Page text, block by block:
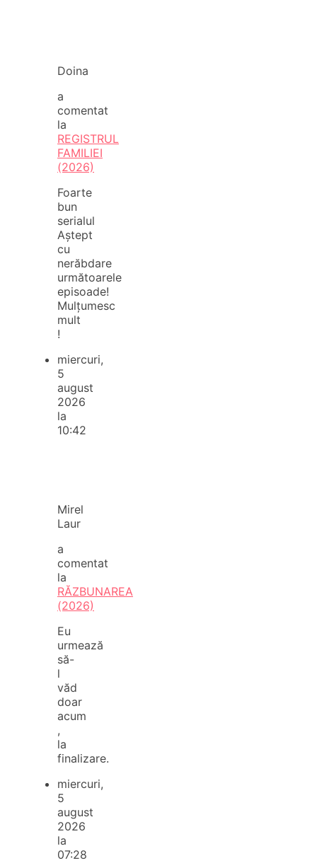
Doina
a
comentat
la
REGISTRUL
FAMILIEI
(2026)
Foarte
bun
serialul
Aștept
cu
nerăbdare
următoarele
episoade!
Mulțumesc
mult
!
miercuri,
5
august
2026
la
10:42
Mirel
Laur
a
comentat
la
RĂZBUNAREA
(2026)
Eu
urmează
să-
l
văd
doar
acum
,
la
finalizare.
miercuri,
5
august
2026
la
07:28